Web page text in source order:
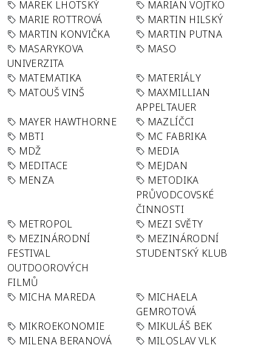
MAREK LHOTSKÝ
MARIAN VOJTKO
MARIE ROTTROVÁ
MARTIN HILSKÝ
MARTIN KONVIČKA
MARTIN PUTNA
MASARYKOVA
UNIVERZITA
MASO
MATEMATIKA
MATERIÁLY
MATOUŠ VINŠ
MAXMILLIAN
APPELTAUER
MAYER HAWTHORNE
MAZLÍČCI
MBTI
MC FABRIKA
MDŽ
MEDIA
MEDITACE
MEJDAN
MENZA
METODIKA
PRŮVODCOVSKÉ
ČINNOSTI
METROPOL
MEZI SVĚTY
MEZINÁRODNÍ
FESTIVAL
OUTDOOROVÝCH
FILMŮ
MEZINÁRODNÍ
STUDENTSKÝ KLUB
MICHA MAREDA
MICHAELA
GEMROTOVÁ
MIKROEKONOMIE
MIKULÁŠ BEK
MILENA BERANOVÁ
MILOSLAV VLK